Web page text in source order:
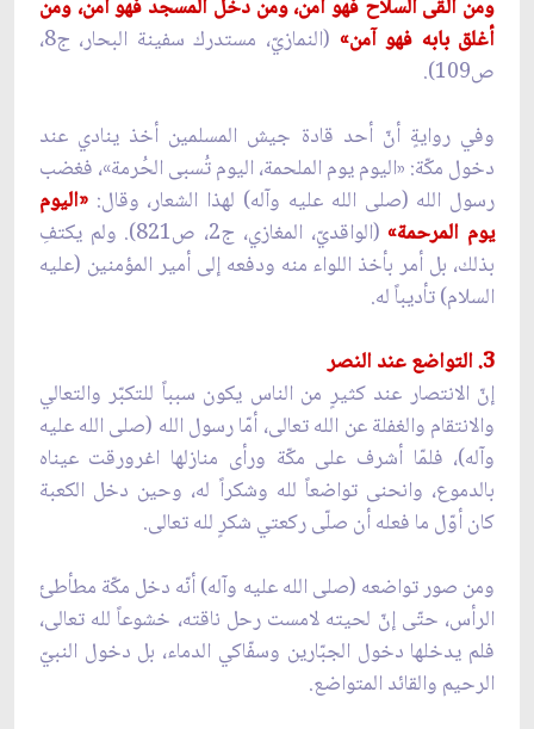
ومن ألقى السلاح فهو آمن، ومن دخل المسجد فهو آمن، ومن
أغلق بابه فهو آمن»
(النمازيّ، مستدرك سفينة البحار، ج8،
ص109).
وفي روايةٍ أنّ أحد قادة جيش المسلمين أخذ ينادي عند
دخول مكّة: «اليوم يوم الملحمة، اليوم تُسبى الحُرمة»، فغضب
رسول الله (صلى الله عليه وآله) لهذا الشعار، وقال:«اليوم
يوم المرحمة»
(الواقديّ، المغازي، ج2، ص821). ولم يكتفِ
بذلك، بل أمر بأخذ اللواء منه ودفعه إلى أمير المؤمنين (عليه
السلام) تأديباً له.
3. التواضع عند النصر
إنّ الانتصار عند كثيرٍ من الناس يكون سبباً للتكبّر والتعالي
والانتقام والغفلة عن الله تعالى، أمّا رسول الله (صلى الله عليه
وآله)، فلمّا أشرف على مكّة ورأى منازلها اغرورقت عيناه
بالدموع، وانحنى تواضعاً لله وشكراً له، وحين دخل الكعبة
كان أوّل ما فعله أن صلّى ركعتي شكرٍ لله تعالى.
ومن صور تواضعه (صلى الله عليه وآله) أنّه دخل مكّة مطأطئ
الرأس، حتّى إنّ لحيته لامست رحل ناقته، خشوعاً لله تعالى،
فلم يدخلها دخول الجبّارين وسفّاكي الدماء، بل دخول النبيّ
الرحيم والقائد المتواضع.